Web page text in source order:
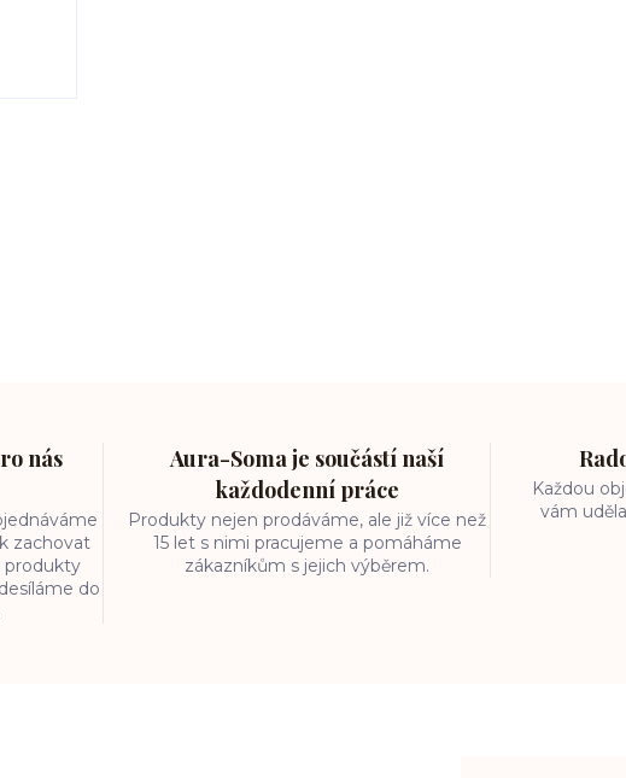
nás
zachovat
produkty
do
Aura-Soma je součástí naší
každodenní práce
Produkty nejen prodáváme, ale již více než
15 let s nimi pracujeme a pomáháme
zákazníkům s jejich výběrem.
Každou
vám